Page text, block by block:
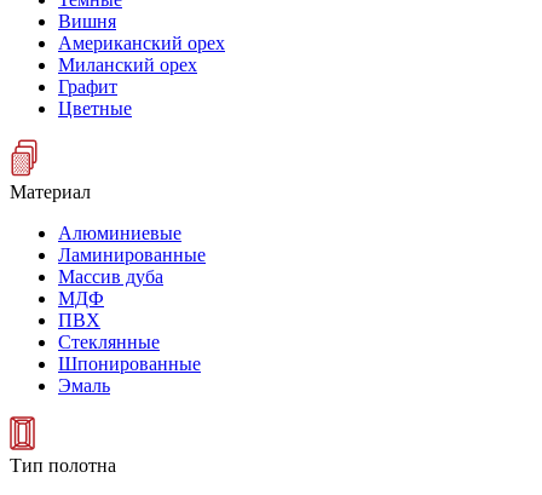
Вишня
Американский орех
Миланский орех
Графит
Цветные
Материал
Алюминиевые
Ламинированные
Массив дуба
МДФ
ПВХ
Стеклянные
Шпонированные
Эмаль
Тип полотна